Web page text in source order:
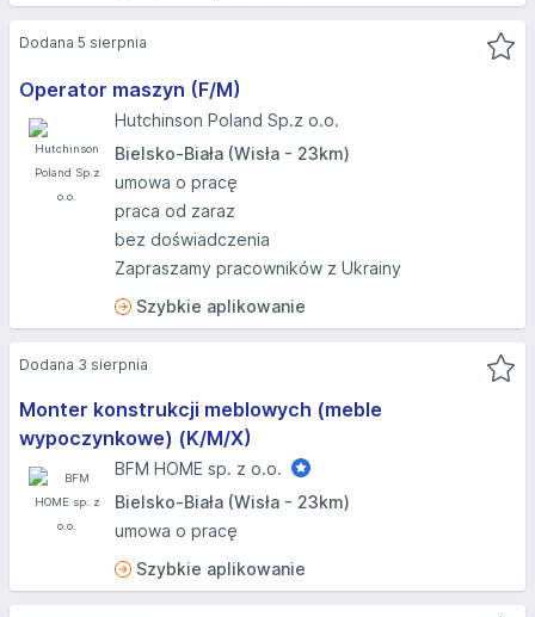
Operator maszyn (F/M)
Hutchinson Poland Sp.z o.o.
Bielsko-Biała (Wisła - 23km)
umowa o pracę
praca od zaraz
bez doświadczenia
Zapraszamy pracowników z Ukrainy
Szybkie aplikowanie
Dodana 5 sierpnia
Monter konstrukcji meblowych (meble
wypoczynkowe) (K/M/X)
BFM HOME sp. z o.o.
Bielsko-Biała (Wisła - 23km)
umowa o pracę
Szybkie aplikowanie
Dodana 3 sierpnia